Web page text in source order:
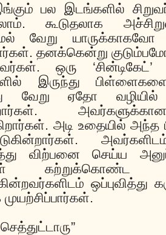
பல இடங்களில்
கூடுதலாக
வேறு
தனக்கென்று
ஒரு
இருந்து
வேறு ஏதோ
அடி உதையில்
விற்பனை செய்ய
கற்றுக்கொண்ட